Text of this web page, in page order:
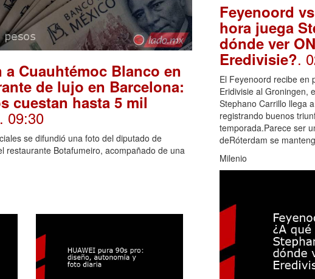
a Cuauhtémoc Blanco en
de lujo en Barcelona:
cuestan hasta 5 mil
. 09:30
se difundió una foto del diputado de
restaurante Botafumeiro, acompañado de una
Feyenoord
hora juega
dónde ver
Eredivisie?.
El Feyenoord recibe en
Eridivisie al Groningen,
Stephano Carrillo llega
registrando buenos
temporada.Parece ser
deRóterdam se
Milenio